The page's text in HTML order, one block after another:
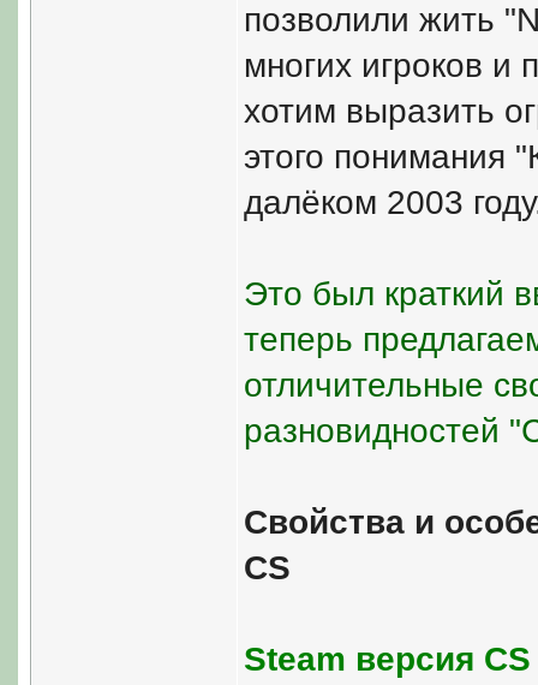
позволили жить
многих игроков и
хотим выразить
этого понимания
далёком 2003
Это был краткий
теперь
отличительные
разновидностей
Свойства и
CS
Steam версия